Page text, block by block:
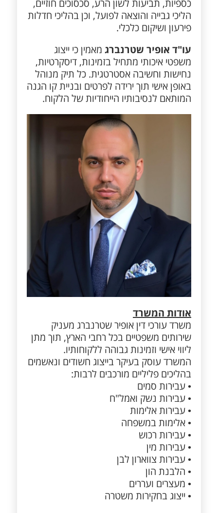
כספיות, תביעות לשון הרע, סכסוכים חוזיים,
הליכי גבייה והוצאה לפועל, וכן בהליכי חדלות
פירעון ושיקום כלכלי.
עו"ד אופיר שטרנברג מאמין כי ייצוג
משפטי איכותי מתחיל בזמינות, דיסקרטיות,
נחישות וחשיבה אסטרטגית. כל תיק מנוהל
באופן אישי תוך ירידה לפרטים ובניית קו הגנה
המותאם לנסיבותיו הייחודיות של הלקוח.
אודות המשרד
משרד עורכי דין אופיר שטרנברג מעניק
שירותים משפטיים בכל רחבי הארץ, תוך מתן
ליווי אישי וזמינות גבוהה ללקוחותיו.
המשרד עוסק בעיקר בייצוג חשודים ונאשמים
בהליכים פליליים מורכבים לרבות:
• עבירות סמים
• עבירות נשק ואמל"ח
• עבירות אלימות
• אלימות במשפחה
• עבירות רכוש
• עבירות מין
• עבירות צווארון לבן
• הלבנת הון
• מעצרים ועררים
• ייצוג בחקירות משטרה